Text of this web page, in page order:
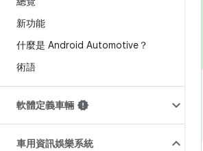
新功能
什麼是 Android Automotive？
術語
軟體定義車輛
車用資訊娛樂系統